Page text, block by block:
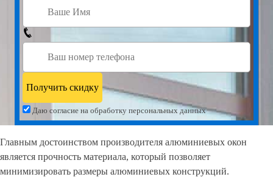
Даю согласие на обработку персональных данных
Главным достоинством производителя алюминиевых окон
является прочность материала, который позволяет
минимизировать размеры алюминиевых конструкций.